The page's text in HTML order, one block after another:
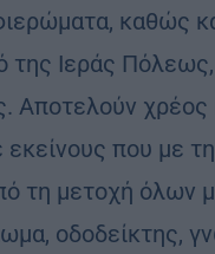
καθώς
της Ιεράς
Αποτελούν
που με
τη μετοχή όλων
οδοδείκτης,